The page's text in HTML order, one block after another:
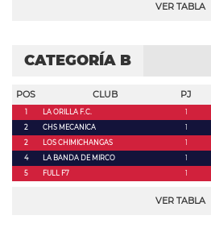
VER TABLA
CATEGORÍA B
POS CLUB PJ
1 LA ORILLA F.C. 1
2
CHS MECANICA 1
2
LOS CHIMICHANGAS 1
4
LA BANDA DE MIRCO 1
5
FULL F7 1
VER TABLA